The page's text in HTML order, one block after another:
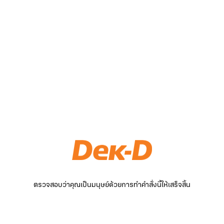
ตรวจสอบว่าคุณเป็นมนุษย์ด้วยการทำคำสั่งนี้ให้เสร็จสิ้น